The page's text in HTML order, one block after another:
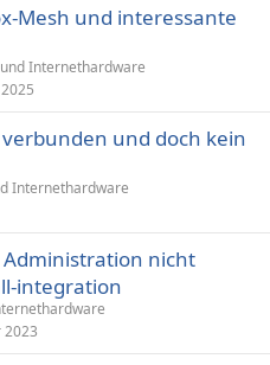
Mesh und interessante
Internethardware
und doch kein
Internethardware
Administration nicht
integration
2023